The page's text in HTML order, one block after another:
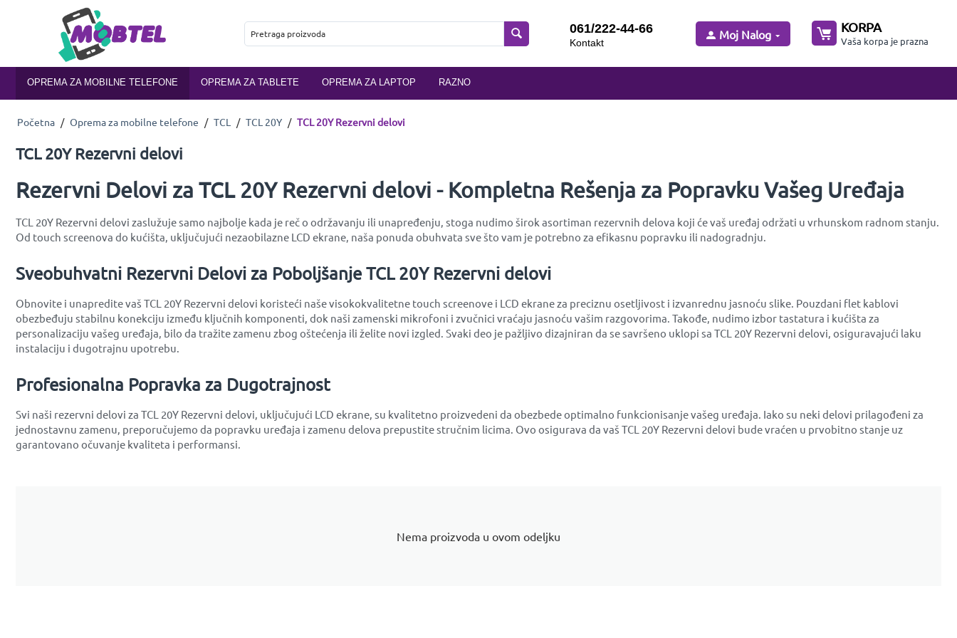
061/222-44-66
Kontakt
Moj Nalog KORPA
Vaša korpa je prazna
OPREMA ZA MOBILNE TELEFONE OPREMA ZA TABLETE OPREMA ZA LAPTOP RAZNO
Početna / Oprema za mobilne telefone / TCL / TCL 20Y / TCL 20Y Rezervni delovi
TCL 20Y Rezervni delovi
Rezervni Delovi za TCL 20Y Rezervni delovi - Kompletna Rešenja za Popravku Vašeg Uređaja
TCL 20Y Rezervni delovi zaslužuje samo najbolje kada je reč o održavanju ili unapređenju, stoga nudimo širok asortiman rezervnih delova koji će vaš uređaj održati u vrhunskom radnom stanju.
Od touch screenova do kućišta, uključujući nezaobilazne LCD ekrane, naša ponuda obuhvata sve što vam je potrebno za efikasnu popravku ili nadogradnju.
Sveobuhvatni Rezervni Delovi za Poboljšanje TCL 20Y Rezervni delovi
Obnovite i unapredite vaš TCL 20Y Rezervni delovi koristeći naše visokokvalitetne touch screenove i LCD ekrane za preciznu osetljivost i izvanrednu jasnoću slike. Pouzdani flet kablovi
obezbeđuju stabilnu konekciju između ključnih komponenti, dok naši zamenski mikrofoni i zvučnici vraćaju jasnoću vašim razgovorima. Takođe, nudimo izbor tastatura i kućišta za
personalizaciju vašeg uređaja, bilo da tražite zamenu zbog oštećenja ili želite novi izgled. Svaki deo je pažljivo dizajniran da se savršeno uklopi sa TCL 20Y Rezervni delovi, osiguravajući laku
instalaciju i dugotrajnu upotrebu.
Profesionalna Popravka za Dugotrajnost
Svi naši rezervni delovi za TCL 20Y Rezervni delovi, uključujući LCD ekrane, su kvalitetno proizvedeni da obezbede optimalno funkcionisanje vašeg uređaja. Iako su neki delovi prilagođeni za
jednostavnu zamenu, preporučujemo da popravku uređaja i zamenu delova prepustite stručnim licima. Ovo osigurava da vaš TCL 20Y Rezervni delovi bude vraćen u prvobitno stanje uz
garantovano očuvanje kvaliteta i performansi.
Nema proizvoda u ovom odeljku